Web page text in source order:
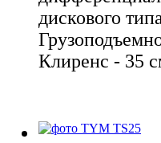
дискового
Клиренс - 35